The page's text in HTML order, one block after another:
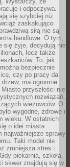
i odpoczywa.
się szybciej niż
zaskakująco
siłą nie są
handlowe. O tym,
się żyje, decydują nie
lecz także
To, jak
bezpiecznie
czy po pracy da
ma ogromne
przyszłości nie
rozwiązań,
wieżowców. O
wygodne, zdrowe i
wieku. W ostatnich
o idei miasta
najważniejsze sprawy
Taki model nie
zmniejsza stres i
piekarnia, szkoła,
skwer znajdują się w